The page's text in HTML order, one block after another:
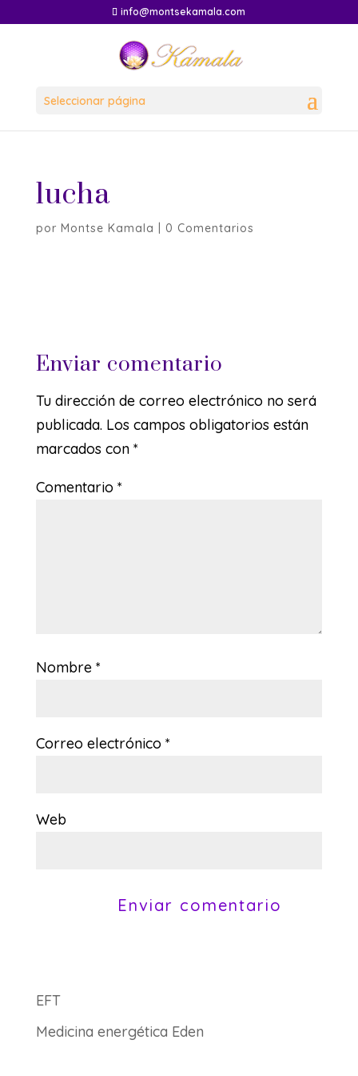
info@montsekamala.com
Seleccionar página
lucha
por Montse Kamala 0 Comentarios
Enviar comentario
Tu dirección de correo electrónico no será
publicada. Los campos obligatorios están
marcados con *
Comentario *
Nombre *
Correo electrónico *
Web
EFT
Medicina energética Eden